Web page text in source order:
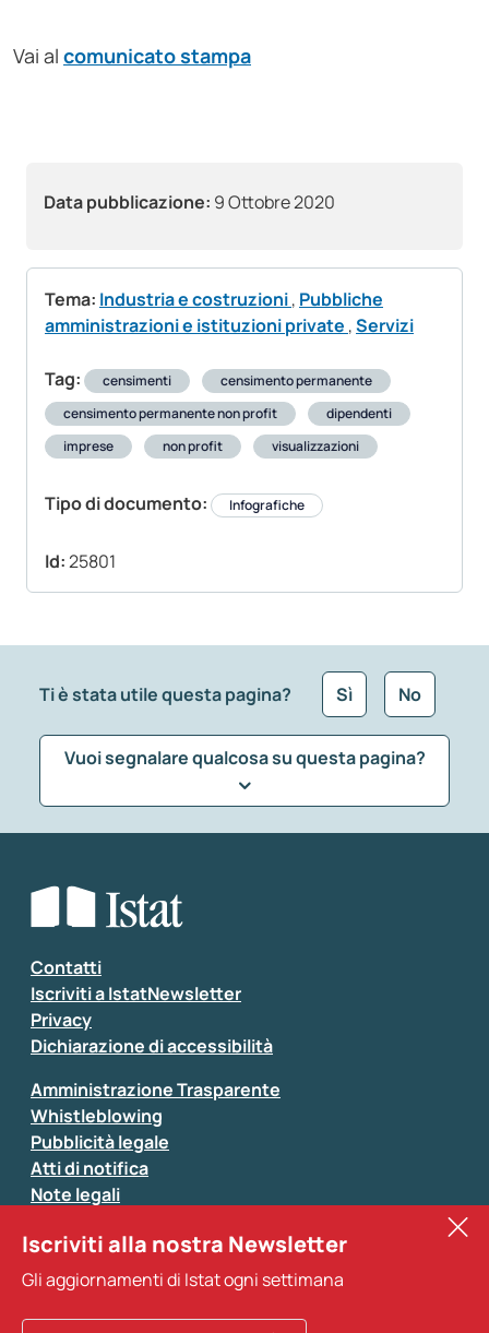
Data pubblicazione: 9 Ottobre 2020
Tema: Industria e costruzioni, Pubbliche
amministrazioni e istituzioni private ,Servizi
Tag: censimenti
censimento permanente
censimento permanente non profit
dipendenti
imprese
non profit visualizzazioni
Tipo di documento: Infografiche
Id:25801
Vai al comunicato stampa
Ti è stata utile questa pagina? Sì No
Vuoi segnalare qualcosa su questa pagina?
Seleziona la tipologia della segnalazione
Inserisci il tuo commento
Tutti i campi sono obbligatori
Si prega di non fornire dati di natura personale (ad
esempio dati di contatto). Per ogni altra comunicazione
Contatti
Iscriviti a IstatNewsletter
Privacy
Dichiarazione di accessibilità
Amministrazione Trasparente
Whistleblowing
Pubblicità legale
Atti di notifica
Note legali
Sistan
Altri servizi
Iscriviti alla nostra Newsletter
Gli aggiornamenti di Istat ogni settimana